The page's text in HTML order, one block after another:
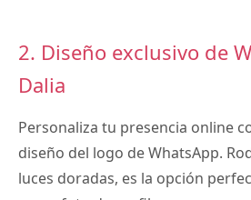
2. Diseño exclusivo de
Dalia
Personaliza tu presencia online
diseño del logo de WhatsApp.
luces doradas, es la opción